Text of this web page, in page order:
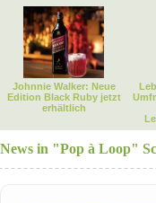
Johnnie Walker: Neue
Edition Black Ruby jetzt
erhältlich
News in "Pop à Loop"